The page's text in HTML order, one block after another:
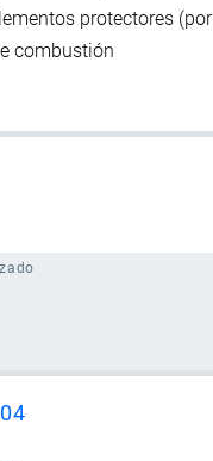
protectores (por
combustión